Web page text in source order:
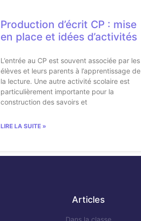
Production d’écrit CP : mise
en place et idées d’activités
L’entrée au CP est souvent associée par les
élèves et leurs parents à l’apprentissage de
la lecture. Une autre activité scolaire est
particulièrement importante pour la
construction des savoirs et
LIRE LA SUITE »
Articles
Dans la classe